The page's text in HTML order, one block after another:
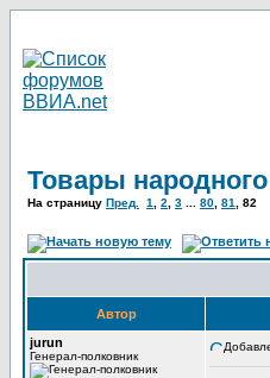
Товары
На страницу Пред. 1 2 3 80 81 82
Автор
jurun
Генерал-полковник